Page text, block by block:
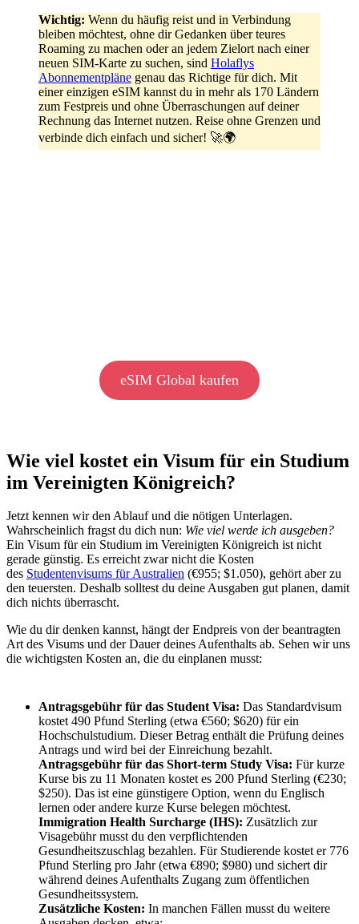
Wichtig: Wenn du häufig reist und in Verbindung
bleiben möchtest, ohne dir Gedanken über teures
Roaming zu machen oder an jedem Zielort nach einer
neuen SIM-Karte zu suchen, sind Holaflys
Abonnementpläne genau das Richtige für dich. Mit
einer einzigen eSIM kannst du in mehr als 170 Ländern
zum Festpreis und ohne Überraschungen auf deiner
Rechnung das Internet nutzen. Reise ohne Grenzen und
verbinde dich einfach und sicher! 🚀🌍
eSIM Global kaufen
Wie viel kostet ein Visum für ein Studium
im Vereinigten Königreich?
Jetzt kennen wir den Ablauf und die nötigen Unterlagen.
Wahrscheinlich fragst du dich nun: Wie viel werde ich ausgeben?
Ein Visum für ein Studium im Vereinigten Königreich ist nicht
gerade günstig. Es erreicht zwar nicht die Kosten
des Studentenvisums für Australien (€955; $1.050), gehört aber zu
den teuersten. Deshalb solltest du deine Ausgaben gut planen, damit
dich nichts überrascht.
Wie du dir denken kannst, hängt der Endpreis von der beantragten
Art des Visums und der Dauer deines Aufenthalts ab. Sehen wir uns
die wichtigsten Kosten an, die du einplanen musst:
Antragsgebühr für das Student Visa: Das Standardvisum
kostet 490 Pfund Sterling (etwa €560; $620) für ein
Hochschulstudium. Dieser Betrag enthält die Prüfung deines
Antrags und wird bei der Einreichung bezahlt.
Antragsgebühr für das Short-term Study Visa: Für kurze
Kurse bis zu 11 Monaten kostet es 200 Pfund Sterling (€230;
$250). Das ist eine günstigere Option, wenn du Englisch
lernen oder andere kurze Kurse belegen möchtest.
Immigration Health Surcharge (IHS): Zusätzlich zur
Visagebühr musst du den verpflichtenden
Gesundheitszuschlag bezahlen. Für Studierende kostet er 776
Pfund Sterling pro Jahr (etwa €890; $980) und sichert dir
während deines Aufenthalts Zugang zum öffentlichen
Gesundheitssystem.
Zusätzliche Kosten: In manchen Fällen musst du weitere